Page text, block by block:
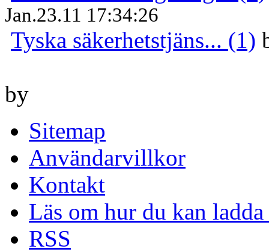
Jan.23.11 17:34:26
Tyska säkerhetstjäns... (1)
by
Sitemap
Användarvillkor
Kontakt
Läs om hur du kan
RSS